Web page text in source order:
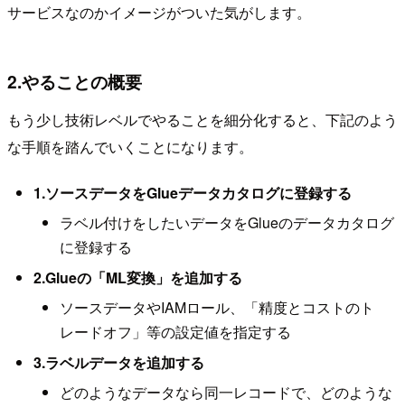
サービスなのかイメージがついた気がします。
2.やることの概要
もう少し技術レベルでやることを細分化すると、下記のよう
な手順を踏んでいくことになります。
1.ソースデータをGlueデータカタログに登録する
ラベル付けをしたいデータをGlueのデータカタログ
に登録する
2.Glueの「ML変換」を追加する
ソースデータやIAMロール、「精度とコストのト
レードオフ」等の設定値を指定する
3.ラベルデータを追加する
どのようなデータなら同一レコードで、どのような